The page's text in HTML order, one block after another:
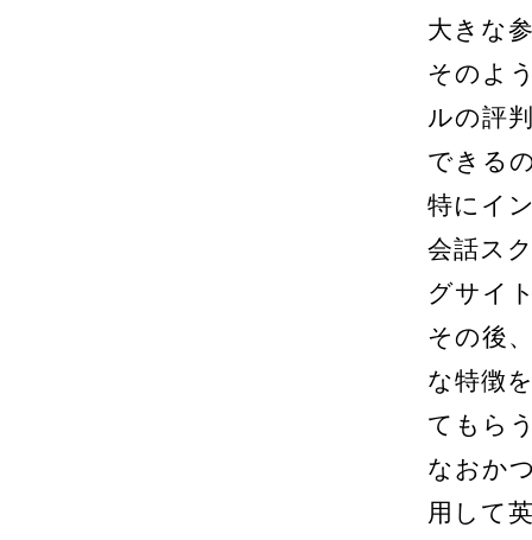
大きな
そのよ
ルの評
できる
特にイ
会話ス
グサイ
その後
な特徴
てもら
なおか
用して